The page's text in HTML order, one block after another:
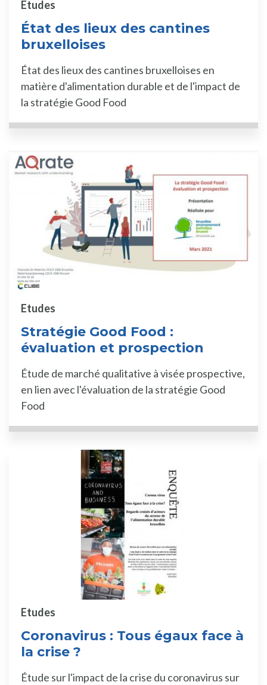
État des lieux des cantines
bruxelloises
Etudes
État des lieux des cantines bruxelloises en
matière d'alimentation durable et de l'impact de
la stratégie Good Food
Stratégie Good Food :
évaluation et prospection
Etudes
Étude de marché qualitative à visée prospective,
en lien avec l'évaluation de la stratégie Good
Food
Coronavirus : Tous égaux face à
la crise ?
Etudes
Étude sur l'impact de la crise du coronavirus sur